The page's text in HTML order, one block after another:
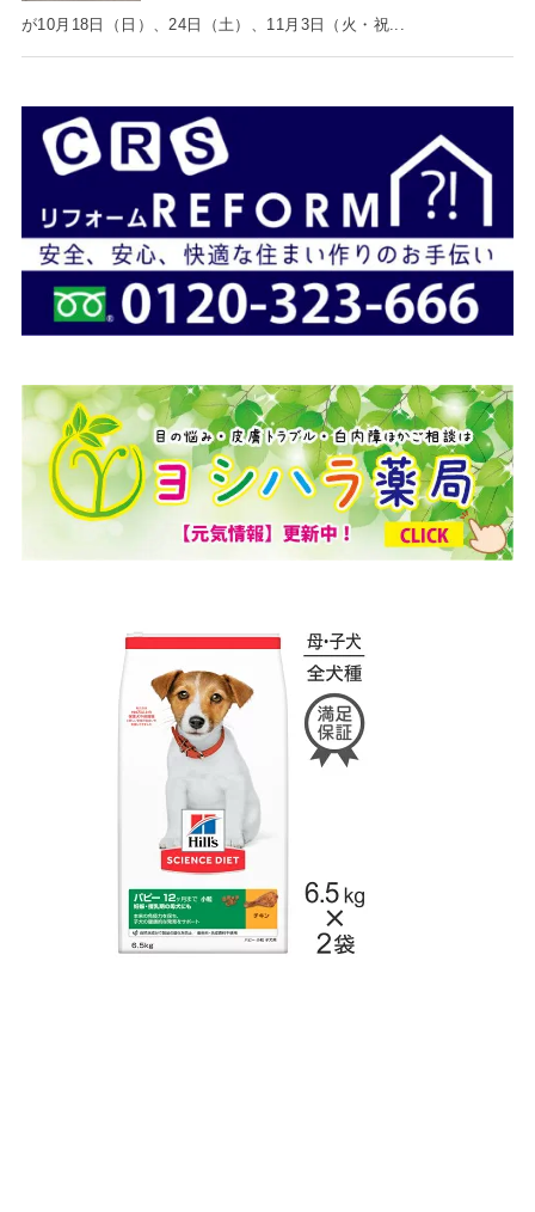
が10月18日（日）、24日（土）、11月3日（火・祝...